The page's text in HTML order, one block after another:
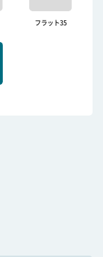
フラット35